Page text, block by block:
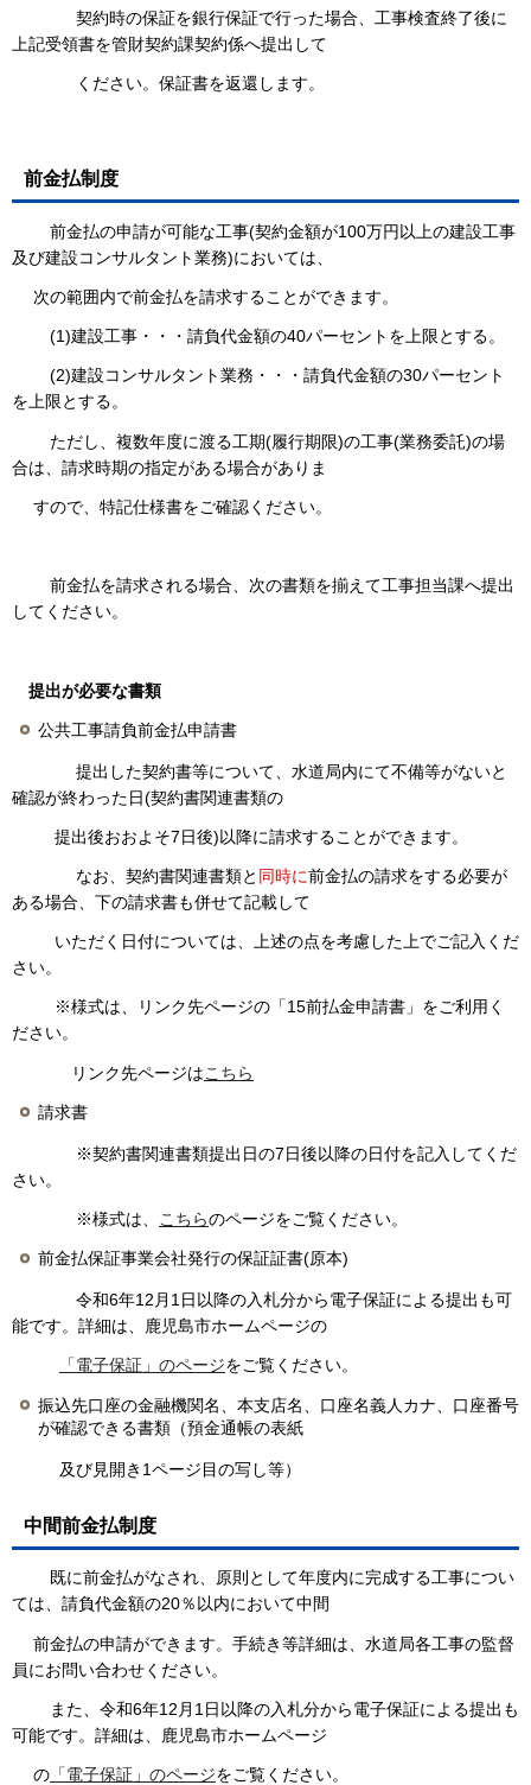
契約時の保証を銀行保証で行った場合、工事検査終了後に
上記受領書を管財契約課契約係へ提出して
ください。保証書を返還します。
前金払制度
前金払の申請が可能な工事(契約金額が100万円以上の建設工事
及び建設コンサルタント業務)においては、
次の範囲内で前金払を請求することができます。
(1)建設工事・・・請負代金額の40パーセントを上限とする。
(2)建設コンサルタント業務・・・請負代金額の30パーセント
を上限とする。
ただし、複数年度に渡る工期(履行期限)の工事(業務委託)の場
合は、請求時期の指定がある場合がありま
すので、特記仕様書をご確認ください。
前金払を請求される場合、次の書類を揃えて工事担当課へ提出
してください。
提出が必要な書類
公共工事請負前金払申請書
提出した契約書等について、水道局内にて不備等がないと
確認が終わった日(契約書関連書類の
提出後おおよそ7日後)以降に請求することができます。
なお、契約書関連書類と 同時に前金払の請求をする必要が
ある場合、下の請求書も併せて記載して
いただく日付については、上述の点を考慮した上でご記入くだ
さい。
※様式は、リンク先ページの「15前払金申請書」をご利用く
ださい。
リンク先ページはこちら
請求書
※契約書関連書類提出日の7日後以降の日付を記入してくだ
さい。
※様式は、 こちらのページをご覧ください。
前金払保証事業会社発行の保証証書(原本)
令和6年12月1日以降の入札分から電子保証による提出も可
能です。詳細は、鹿児島市ホームページの
「電子保証」のページをご覧ください。
振込先口座の金融機関名、本支店名、口座名義人カナ、口座番号
が確認できる書類（預金通帳の表紙
及び見開き1ページ目の写し等）
中間前金払制度
既に前金払がなされ、原則として年度内に完成する工事につい
ては、請負代金額の20％以内において中間
前金払の申請ができます。手続き等詳細は、水道局各工事の監督
員にお問い合わせください。
また、令和6年12月1日以降の入札分から電子保証による提出も
可能です。詳細は、鹿児島市ホームページ
の 「電子保証」のページをご覧ください。